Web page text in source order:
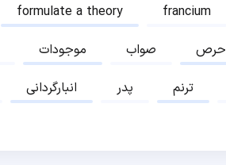
formulate a theory francium
موجودات صواب حرص
انبارگردانی پدر ترنم